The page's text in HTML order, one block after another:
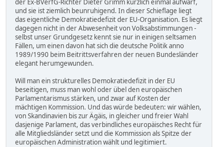
der Ex-BVerfG-Richter Dieter Grimm kürzlich einmal aufwarf,
und sie ist ziemlich beunruhigend. In dieser Schieflage liegt
das eigentliche Demokratiedefizit der EU-Organisation. Es liegt
dagegen nicht in der Abwesenheit von Volksabstimmungen -
selbst unser Grundgesetz kennt sie nur in einigen seltsamen
Fällen, um einen davon hat sich die deutsche Politik anno
1989/1990 beim Beitrittsverfahren der neuen Bundesländer
elegant herumgewunden.
Will man ein strukturelles Demokratiedefizit in der EU
beseitigen, muss man wohl oder übel den europäischen
Parlamentarismus stärken, und zwar auf Kosten der
mächtigen Kommission. Und das würde bedeuten: wir wählen,
von Skandinavien bis zur Ägäis, in gleicher und freier Wahl
dasjenige Parlament, das verbindliches europäisches Recht für
alle Mitgliedsländer setzt und die Kommission als Spitze der
europäischen Administration wählt und legitimiert.